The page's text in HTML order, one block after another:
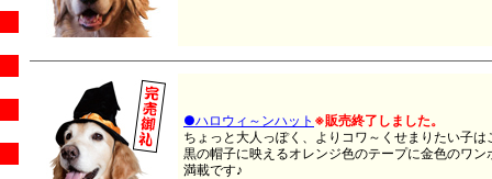
●ハロウィ～ンハット ※販売終了しました。
ちょっと大人っぽく、よりコワ～くせまりたい子は
黒の帽子に映えるオレンジ色のテープに金色のワ
満載です♪